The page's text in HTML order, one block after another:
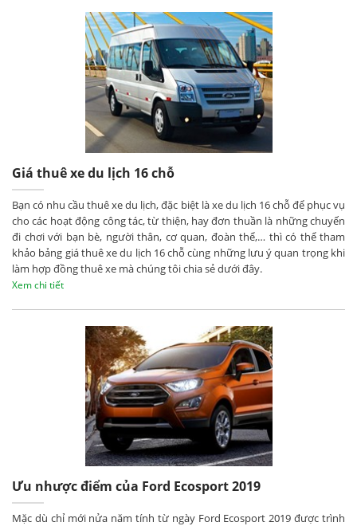
Giá thuê xe du lịch 16 chỗ
Bạn có nhu cầu thuê xe du lịch, đặc biệt là xe du lịch 16 chỗ để phục vụ
cho các hoạt động công tác, từ thiện, hay đơn thuần là những chuyến
đi chơi với bạn bè, người thân, cơ quan, đoàn thể,… thì có thể tham
khảo bảng giá thuê xe du lịch 16 chỗ cùng những lưu ý quan trọng khi
làm hợp đồng thuê xe mà chúng tôi chia sẻ dưới đây.
Xem chi tiết
Ưu nhược điểm của Ford Ecosport 2019
Mặc dù chỉ mới nửa năm tính từ ngày Ford Ecosport 2019 được trình